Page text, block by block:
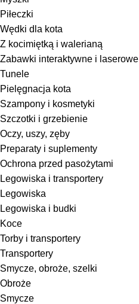
Piłeczki
Wędki dla kota
Z kocimiętką i walerianą
Zabawki interaktywne i laserowe
Tunele
Pielęgnacja kota
Szampony i kosmetyki
Szczotki i grzebienie
Oczy, uszy, zęby
Preparaty i suplementy
Ochrona przed pasożytami
Legowiska i transportery
Legowiska
Legowiska i budki
Koce
Torby i transportery
Transportery
Smycze, obroże, szelki
Obroże
Smycze